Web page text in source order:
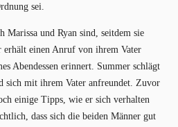
sei.
Marissa und Ryan sind, seitdem sie
erhält einen Anruf von ihrem Vater
Abendessen erinnert. Summer schlägt
sich mit ihrem Vater anfreundet. Zuvor
einige Tipps, wie er sich verhalten
dass sich die beiden Männer gut